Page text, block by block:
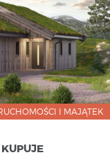
I MAJĄTEK